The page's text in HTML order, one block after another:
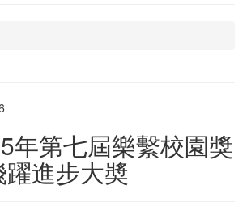
年第七屆樂繫校園獎
進步大奬